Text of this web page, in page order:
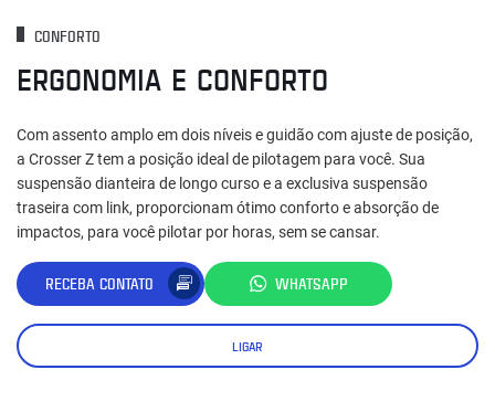
CONFORTO
ERGONOMIA E CONFORTO
Com assento amplo em dois níveis e guidão com ajuste de posição,
a Crosser Z tem a posição ideal de pilotagem para você. Sua
suspensão dianteira de longo curso e a exclusiva suspensão
traseira com link, proporcionam ótimo conforto e absorção de
impactos, para você pilotar por horas, sem se cansar.
RECEBA CONTATO WHATSAPP
LIGAR